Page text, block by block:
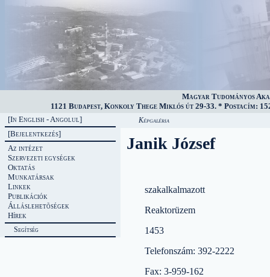
Magyar Tudományos
1121 Budapest, Konkoly Thege Miklós út 29-33. * Postacím:
[In English - Angolul]
[Bejelentkezés]
Az intézet
Szervezeti egységek
Oktatás
Munkatársak
Linkek
Publikációk
Álláslehetõségek
Hírek
Segítség
Képgaléria
Janik József
szakalkalmazott
Reaktorüzem
1453
Telefonszám: 392-2222
Fax: 3-959-162